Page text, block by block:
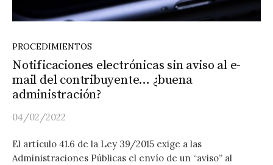
PROCEDIMIENTOS
Notificaciones electrónicas sin aviso al e-
mail del contribuyente… ¿buena
administración?
04/02/2022
El artículo 41.6 de la Ley 39/2015 exige a las
Administraciones Públicas el envío de un “aviso” al